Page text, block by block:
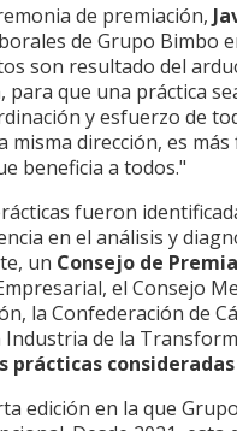
de premiación,
de Grupo Bimbo
son resultado del
para que una práctica
y esfuerzo de
misma dirección, es
beneficia a todos."
fueron
en el análisis y
un Consejo de
el Consejo
la Confederación de
Industria de la
prácticas
edición en la que